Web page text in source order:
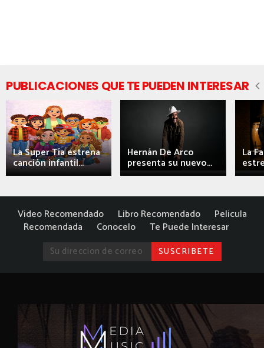
PUBLICACIONES QUE TE PUEDEN INTERESAR
La Super Tía estrena
canción infantil...
Hernán De Arco
presenta su nuevo...
La
Video Recomendado Libro Recomendado
Pelicula
Recomendada
Conocelo Te Puede Interesar